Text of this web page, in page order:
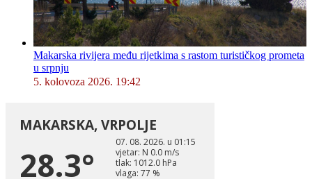
Makarska rivijera među rijetkima s rastom turističkog prometa
u srpnju
5. kolovoza 2026. 19:42